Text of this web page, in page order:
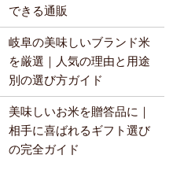
できる通販
岐阜の美味しいブランド米
を厳選｜人気の理由と用途
別の選び方ガイド
美味しいお米を贈答品に｜
相手に喜ばれるギフト選び
の完全ガイド